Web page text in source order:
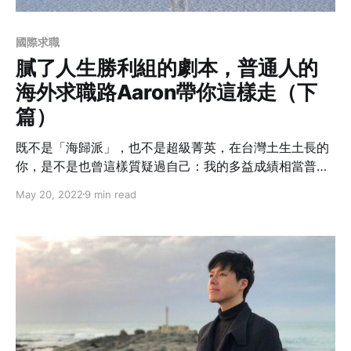
國際求職
膩了人生勝利組的劇本，普通人的
海外求職路Aaron帶你這樣走（下
篇）
既不是「海歸派」，也不是超級菁英，在台灣土生土長的
你，是不是也曾這樣質疑過自己：我的多益成績相當普
麼可能選擇我，而不是其他本地人？能出國工作的都是菁
修，是不是這輩子就註定得在台灣工作？不是的，只要用
對方法，你也能被世界看見！
May 20, 2022 9 min read